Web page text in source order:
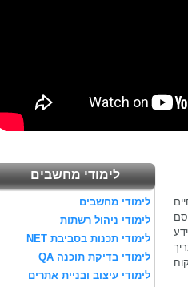
לימודי מחשבים
לימודי מחשבים
לימודי ניהול רשתות
לימודי תכנות בסביבת NET
לימודי בדיקת תוכנה QA
לימודי עיצוב ובניית אתרים